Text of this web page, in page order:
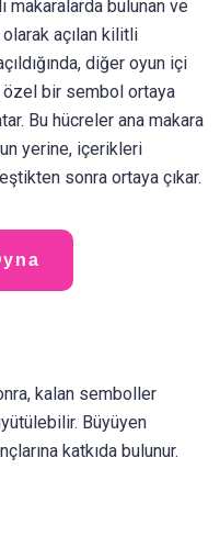
makaralarda bulunan ve
açılan kilitli
diğer oyun içi
bir sembol ortaya
Bu hücreler ana makara
yerine, içerikleri
sonra ortaya çıkar.
kalan semboller
Büyüyen
katkıda bulunur.